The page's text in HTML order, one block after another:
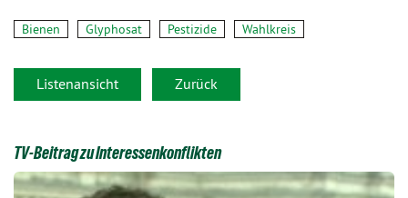
Bienen Glyphosat Pestizide Wahlkreis
Listenansicht Zurück
TV-Beitrag zu Interessenkonflikten